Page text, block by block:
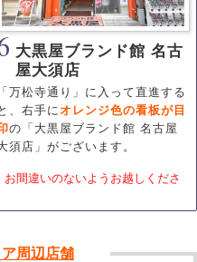
大黒屋ブランド館 名古
屋大須店
「万松寺通り」に入って直進する
、右手に オレンジ色の看板が目
の「大黒屋ブランド館 名古屋
須店」がございます。
間違いのないようお越しくださ
周辺店舗